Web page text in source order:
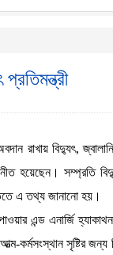
রাখায় বিদ্যুৎ,
হয়েছেন। সম্প্রতি
এ তথ্য জানানো হয়।
এন্ড এনার্জি
সৃষ্টির জন্য